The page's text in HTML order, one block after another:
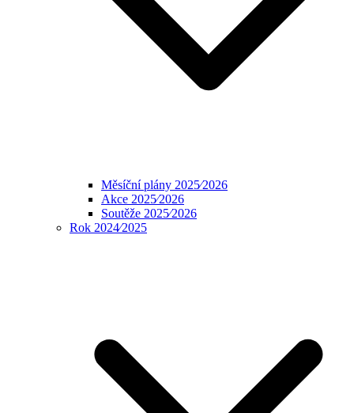
Měsíční plány 2025⁄2026
Akce 2025⁄2026
Soutěže 2025⁄2026
Rok 2024⁄2025